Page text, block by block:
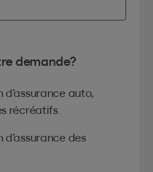
demande?
d’assurance auto,
récréatifs.
d’assurance des